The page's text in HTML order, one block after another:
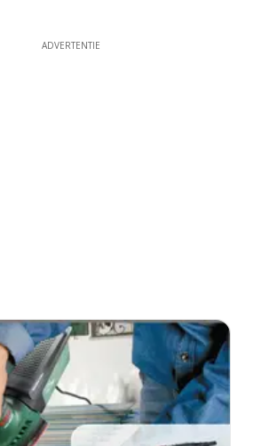
ADVERTENTIE